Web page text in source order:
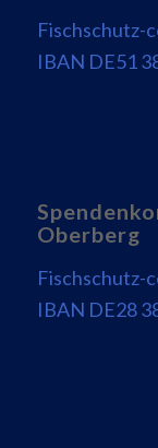
Fischschutz-
IBAN DE51
Oberberg
Fischschutz-
IBAN DE28